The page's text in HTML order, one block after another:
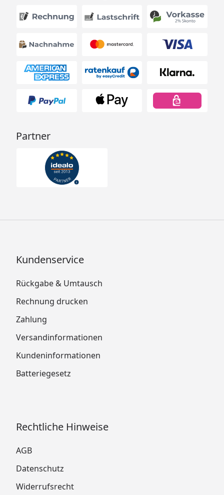
Partner
Kundenservice
Rückgabe & Umtausch
Rechnung drucken
Zahlung
Versandinformationen
Kundeninformationen
Batteriegesetz
Rechtliche Hinweise
AGB
Datenschutz
Widerrufsrecht